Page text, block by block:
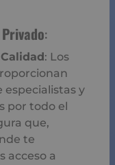
:
: Los
especialistas y
por todo el
que,
te
acceso a